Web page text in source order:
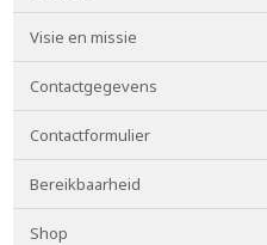
Visie en missie
Contactgegevens
Contactformulier
Bereikbaarheid
Shop